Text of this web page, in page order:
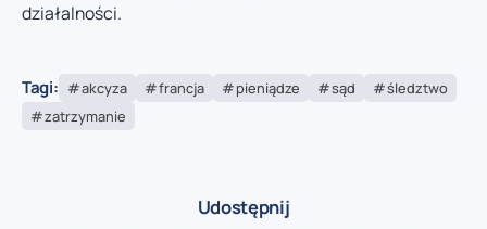
działalności.
Tagi: akcyza francja pieniądze sąd
śledztwo
zatrzymanie
Udostępnij